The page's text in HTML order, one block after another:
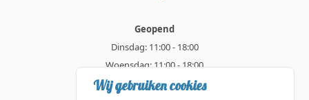
Geopend
Dinsdag: 11:00 - 18:00
Woensdag: 11:00 - 18:00
Donderdag: 11:00 - 21:00
Wij gebruiken cookies